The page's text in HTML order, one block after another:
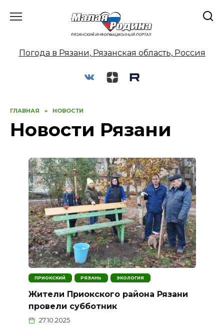
Погода в Рязани, Рязанская область, Россия
ГЛАВНАЯ » НОВОСТИ
Новости Рязани
ПРИОКСКИЙ РЯЗАНЬ ЭКОЛОГИЯ
Жители Приокского района Рязани
провели субботник
27.10.2025